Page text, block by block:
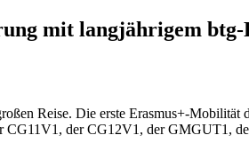
mit langjährigem
Reise. Die erste Erasmus+-Mobilität
CG11V1, der CG12V1, der GMGUT1,